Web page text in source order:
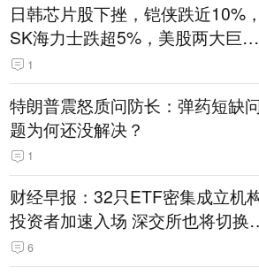
日韩芯片股下挫，铠侠跌近10%，
SK海力士跌超5%，美股两大巨头
遭遇业绩杀
1
特朗普震怒质问防长：弹药短缺
题为何还没解决？
1
财经早报：32只ETF密集成立机
投资者加速入场 深交所也将切换
易线路
6